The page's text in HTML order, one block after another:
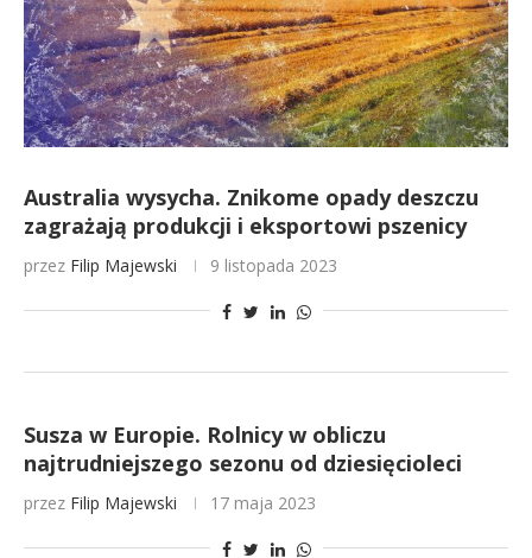
Australia wysycha. Znikome opady deszczu
zagrażają produkcji i eksportowi pszenicy
przez Filip Majewski 9 listopada 2023
Susza w Europie. Rolnicy w obliczu
najtrudniejszego sezonu od dziesięcioleci
przez Filip Majewski 17 maja 2023